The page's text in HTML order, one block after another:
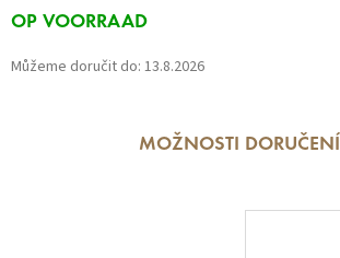
Měrná
OP VOORRAAD
Můžeme doručit do: 13.8.2026
MOŽNOSTI DORUČENÍ